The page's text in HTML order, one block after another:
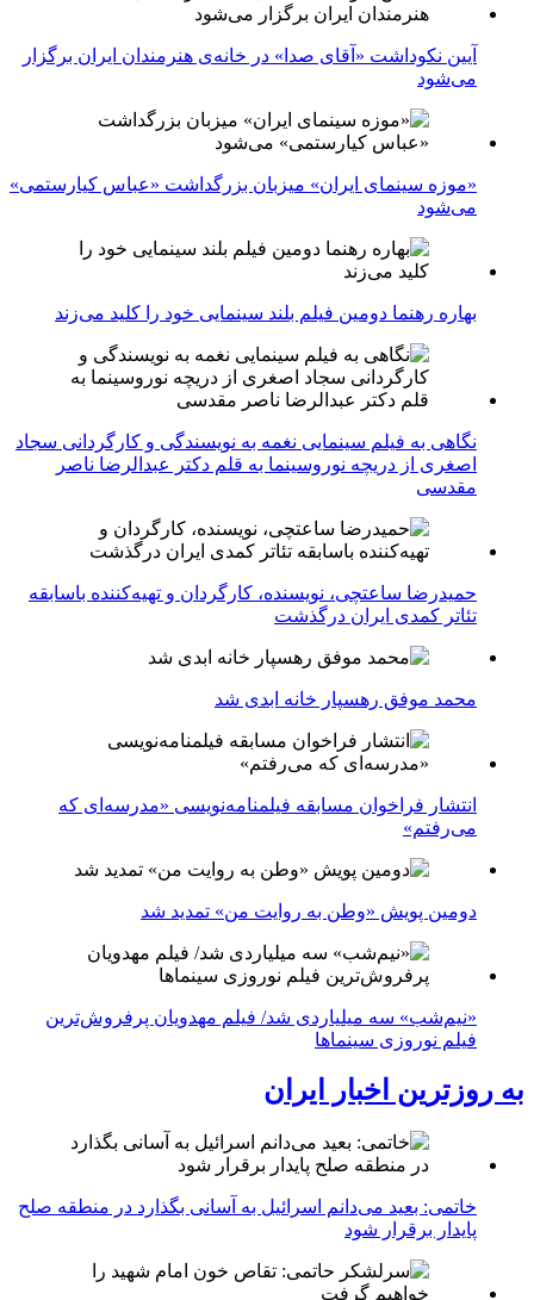
آیین نکوداشت «آقای صدا» در خانه‌ی هنرمندان ایران برگزار
می‌شود
«موزه سینمای ایران» میزبان بزرگداشت «عباس کیارستمی»
می‌شود
بهاره رهنما دومین فیلم بلند سینمایی خود را کلید می‌زند
نگاهی به فیلم سینمایی نغمه به نویسندگی و کارگردانی سجاد
اصغری از دریچه نوروسینما به قلم دکتر عبدالرضا ناصر
مقدسی
حمیدرضا ساعتچی، نویسنده، کارگردان و تهیه‌کننده باسابقه
تئاتر کمدی ایران درگذشت
محمد موفق رهسپار خانه ابدی شد
انتشار فراخوان مسابقه فیلمنامه‌نویسی «مدرسه‌ای که
می‌رفتم»
دومین پویش «وطن به روایت من» تمدید شد
«نیم‌شب» سه میلیاردی شد/ فیلم مهدویان پرفروش‌ترین
فیلم نوروزی سینماها
به روزترین اخبار ایران
خاتمی: بعید می‌دانم اسرائیل به آسانی بگذارد در منطقه صلح
پایدار برقرار شود